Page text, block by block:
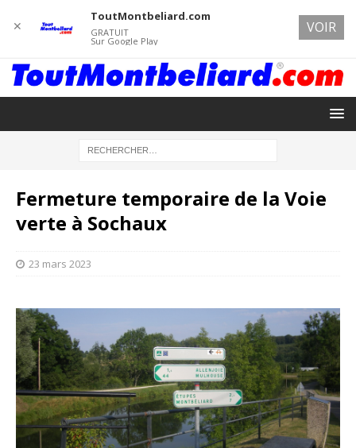
Fermeture temporaire de la Voie
verte à Sochaux
23 mars 2023
✕
ToutMontbeliard.com
GRATUIT
Sur Google Play
VOIR